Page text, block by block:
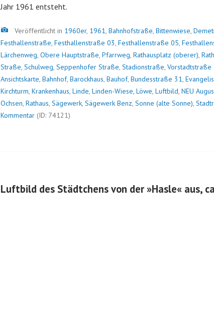
Jahr 1961 entsteht.
Bild
Veröffentlicht in 1960er, 1961, Bahnhofstraße, Bittenwiese,
Festhallenstraße, Festhallenstraße 03, Festhallenstraße 05,
Lärchenweg, Obere Hauptstraße, Pfarrweg, Rathausplatz (oberer),
Straße, Schulweg, Seppenhofer Straße, Stadionstraße, Vorstadtstraße
Ansichtskarte, Bahnhof, Barockhaus, Bauhof, Bundesstraße 31,
Kirchturm, Krankenhaus, Linde, Linden-Wiese, Löwe, Luftbild, NEU
Ochsen, Rathaus, Sägewerk, Sägewerk Benz, Sonne (alte Sonne),
Kommentar (ID: 74121)
Luftbild des Städtchens von der »Hasle« aus,